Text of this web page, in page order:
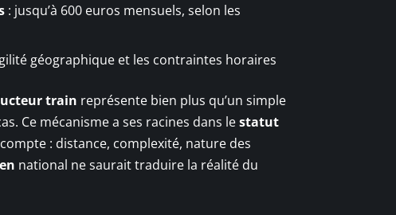
: jusqu’à 600 euros mensuels, selon les
géographique et les contraintes horaires
train représente bien plus qu’un simple
Ce mécanisme a ses racines dans lestatut
: distance, complexité, nature des
national ne saurait traduire la réalité du